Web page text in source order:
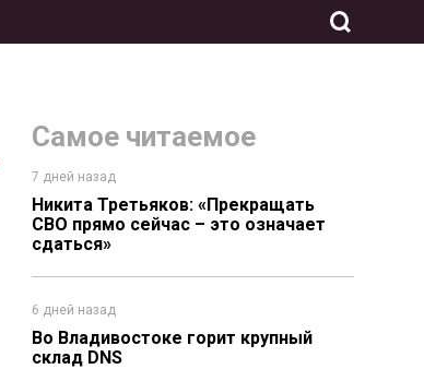
Самое читаемое
7 дней назад
Никита Третьяков: «Прекращать
СВО прямо сейчас – это означает
сдаться»
6 дней назад
Во Владивостоке горит крупный
склад DNS